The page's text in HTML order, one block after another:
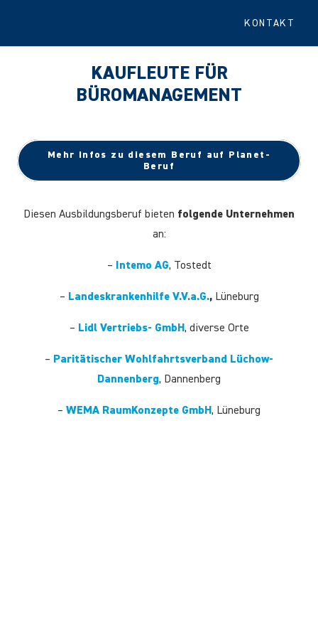
KONTAKT
KAUFLEUTE FÜR
BÜROMANAGEMENT
Mehr Infos zu diesem Beruf auf Planet-
Beruf
Diesen Ausbildungsberuf bieten folgende Unternehmen
an:
– Intemo AG, Tostedt
– Landeskrankenhilfe V.V.a.G., Lüneburg
– Lidl Vertriebs- GmbH, diverse Orte
– Paritätischer Wohlfahrtsverband Lüchow-
Dannenberg, Dannenberg
– WEMA RaumKonzepte GmbH, Lüneburg